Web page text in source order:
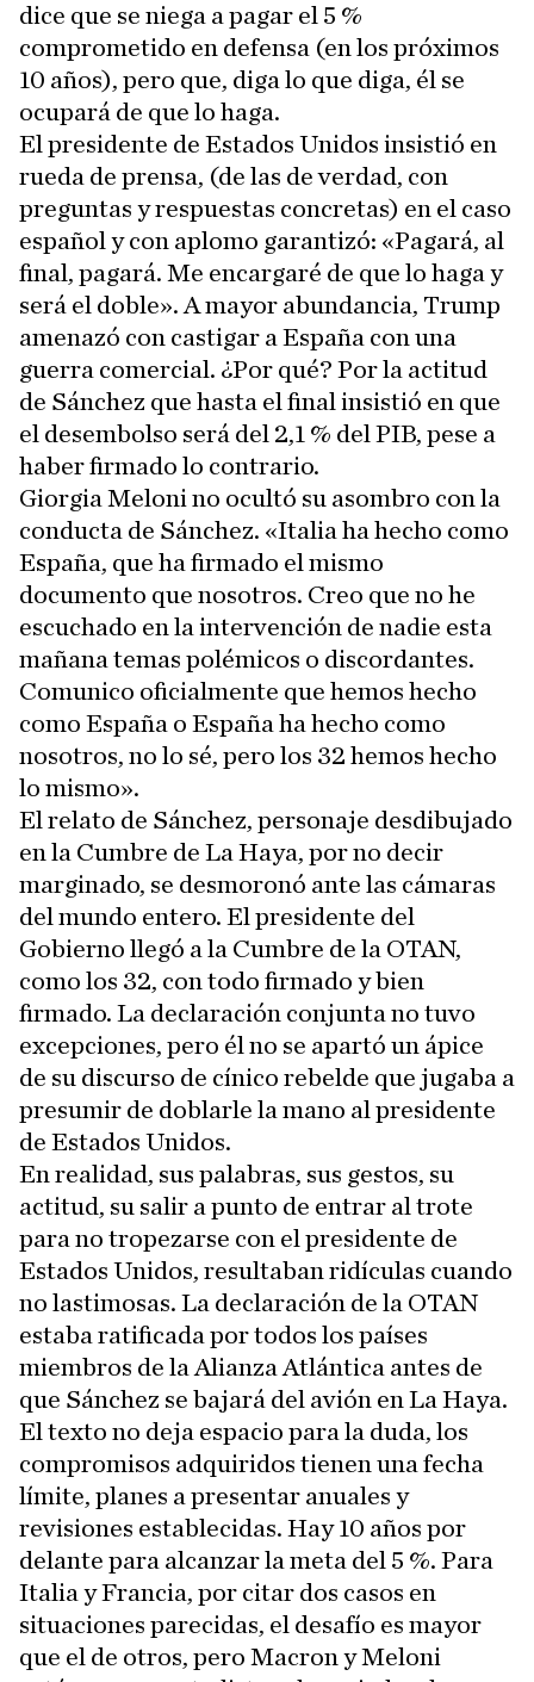
dice que se niega a pagar el 5 %
comprometido en defensa (en los próximos
10 años), pero que, diga lo que diga, él se
ocupará de que lo haga.
El presidente de Estados Unidos insistió en
rueda de prensa, (de las de verdad, con
preguntas y respuestas concretas) en el caso
español y con aplomo garantizó: «Pagará, al
final, pagará. Me encargaré de que lo haga y
será el doble». A mayor abundancia, Trump
amenazó con castigar a España con una
guerra comercial. ¿Por qué? Por la actitud
de Sánchez que hasta el final insistió en que
el desembolso será del 2,1 % del PIB, pese a
haber firmado lo contrario.
Giorgia Meloni no ocultó su asombro con la
conducta de Sánchez. «Italia ha hecho como
España, que ha firmado el mismo
documento que nosotros. Creo que no he
escuchado en la intervención de nadie esta
mañana temas polémicos o discordantes.
Comunico oficialmente que hemos hecho
como España o España ha hecho como
nosotros, no lo sé, pero los 32 hemos hecho
lo mismo».
El relato de Sánchez, personaje desdibujado
en la Cumbre de La Haya, por no decir
marginado, se desmoronó ante las cámaras
del mundo entero. El presidente del
Gobierno llegó a la Cumbre de la OTAN,
como los 32, con todo firmado y bien
firmado. La declaración conjunta no tuvo
excepciones, pero él no se apartó un ápice
de su discurso de cínico rebelde que jugaba a
presumir de doblarle la mano al presidente
de Estados Unidos.
En realidad, sus palabras, sus gestos, su
actitud, su salir a punto de entrar al trote
para no tropezarse con el presidente de
Estados Unidos, resultaban ridículas cuando
no lastimosas. La declaración de la OTAN
estaba ratificada por todos los países
miembros de la Alianza Atlántica antes de
que Sánchez se bajará del avión en La Haya.
El texto no deja espacio para la duda, los
compromisos adquiridos tienen una fecha
límite, planes a presentar anuales y
revisiones establecidas. Hay 10 años por
delante para alcanzar la meta del 5 %. Para
Italia y Francia, por citar dos casos en
situaciones parecidas, el desafío es mayor
que el de otros, pero Macron y Meloni